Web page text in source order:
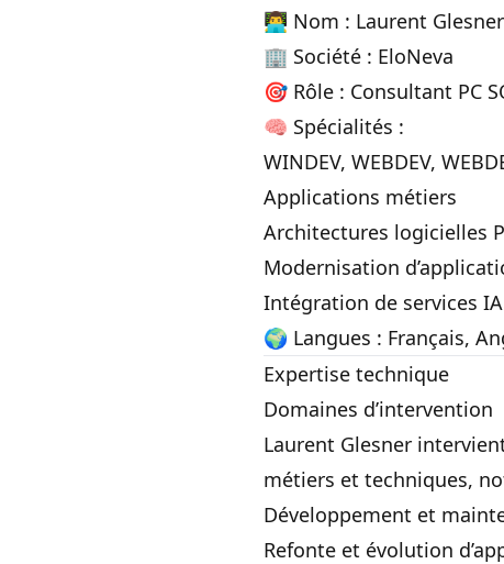
👨‍💻 Nom : Laurent Glesner
🏢 Société : EloNeva
🎯 Rôle : Consultant PC
🧠 Spécialités :
WINDEV, WEBDEV,
Applications métiers
Architectures logicielles
Modernisation
Intégration de services
🌍 Langues : Français,
Expertise technique
Domaines d’intervention
Laurent Glesner
métiers et techniques,
Développement et
Refonte et évolution